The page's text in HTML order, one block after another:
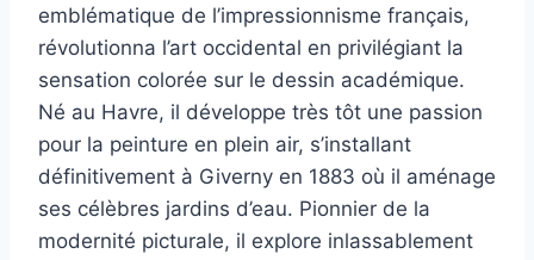
emblématique de l’impressionnisme français,
révolutionna l’art occidental en privilégiant la
sensation colorée sur le dessin académique.
Né au Havre, il développe très tôt une passion
pour la peinture en plein air, s’installant
définitivement à Giverny en 1883 où il aménage
ses célèbres jardins d’eau. Pionnier de la
modernité picturale, il explore inlassablement